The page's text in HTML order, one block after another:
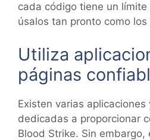
cada código tiene un
úsalos tan pronto como
Utiliza
páginas
Existen varias
dedicadas a proporcionar
Blood Strike. Sin embargo,